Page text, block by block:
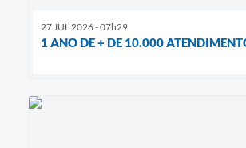
27 JUL 2026 - 07h29
1 ANO DE + DE 10.000